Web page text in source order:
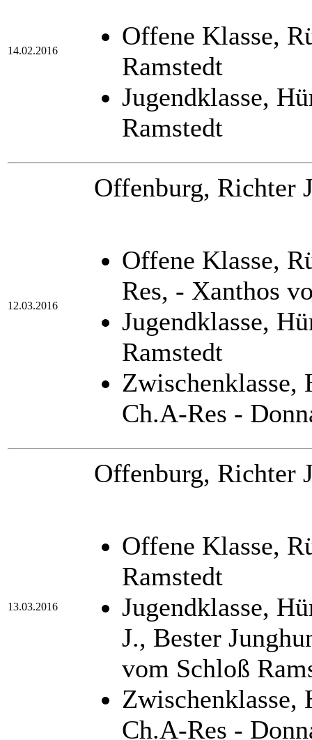
14.02.2016
Offene Klasse,
Ramstedt
Jugendklasse,
Ramstedt
12.03.2016
Offenburg, Richter
Offene Klasse,
Res, - Xanthos
Jugendklasse,
Ramstedt
Ch.A-Res -
13.03.2016
Offenburg, Richter
Offene Klasse,
Ramstedt
Jugendklasse,
J., Bester
vom Schloß
Ch.A-Res -